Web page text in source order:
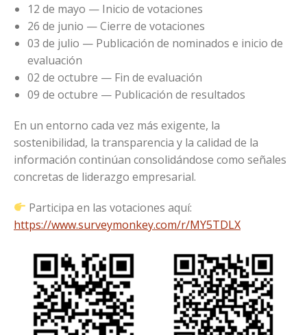
12 de mayo — Inicio de votaciones
26 de junio — Cierre de votaciones
03 de julio — Publicación de nominados e inicio de
evaluación
02 de octubre — Fin de evaluación
09 de octubre — Publicación de resultados
En un entorno cada vez más exigente, la
sostenibilidad, la transparencia y la calidad de la
información continúan consolidándose como señales
concretas de liderazgo empresarial.
Participa en las votaciones aquí:
https://www.surveymonkey.com/r/MY5TDLX